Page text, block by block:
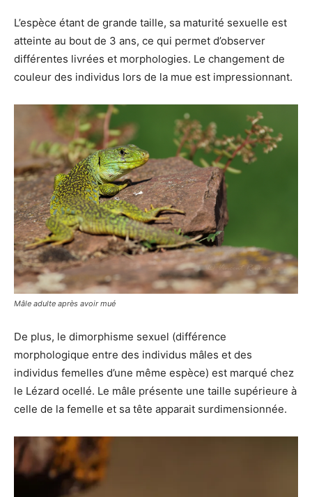
L’espèce étant de grande taille, sa maturité sexuelle est
atteinte au bout de 3 ans, ce qui permet d’observer
différentes livrées et morphologies. Le changement de
couleur des individus lors de la mue est impressionnant.
Mâle adulte après avoir mué
De plus, le dimorphisme sexuel (différence
morphologique entre des individus mâles et des
individus femelles d’une même espèce) est marqué chez
le Lézard ocellé. Le mâle présente une taille supérieure à
celle de la femelle et sa tête apparait surdimensionnée.